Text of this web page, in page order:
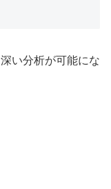
い分析が可能にな